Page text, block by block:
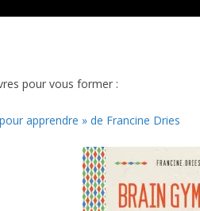
pour vous former :
apprendre » de Francine Dries